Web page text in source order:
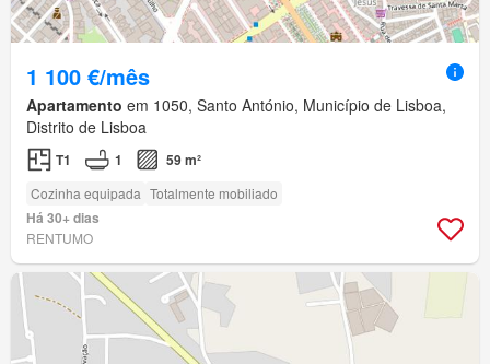
1 100 €/mês
Apartamento em 1050, Santo António, Município de Lisboa,
Distrito de Lisboa
T1 1 59 m²
Cozinha equipada Totalmente mobiliado
Há 30+ dias
RENTUMO